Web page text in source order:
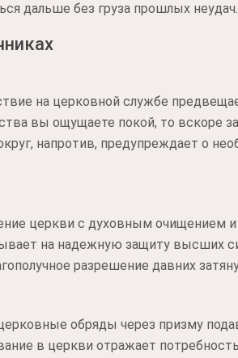
дальше без груза прошлых неудач.
на церковной службе
вы ощущаете покой, то вскоре
напротив, предупреждает о
церкви с духовным очищением
на надежную защиту высших
разрешение давних
обряды через призму
в церкви отражает